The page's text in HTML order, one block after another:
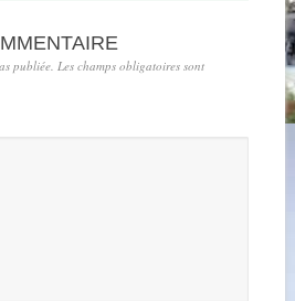
publiée. Les champs obligatoires sont